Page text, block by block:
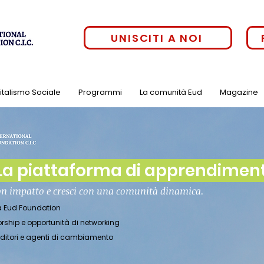
UNISCITI A NOI
Sociale Programmi La comunità Eud Magazine
piattaforma di
impatto e cresci con una comunità dinamica.
Foundation
e opportunità di networking
e agenti di cambiamento